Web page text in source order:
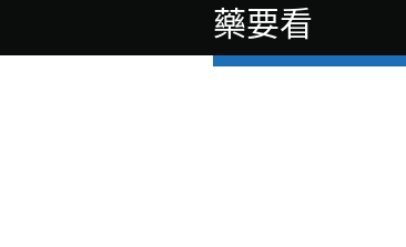
藥要看